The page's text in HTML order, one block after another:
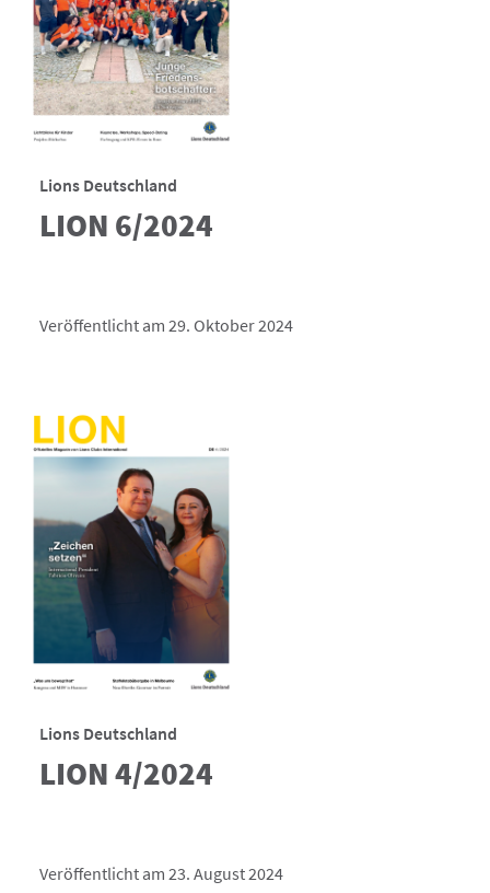
Lions Deutschland
LION 6/2024
Veröffentlicht am 29. Oktober 2024
Lions Deutschland
LION 4/2024
Veröffentlicht am 23. August 2024